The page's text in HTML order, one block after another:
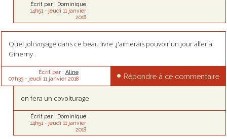
Écrit par : Dominique
14h51 - jeudi 11 janvier
2018
Quel joli voyage dans ce beau livre ,j'aimerais pouvoir un jour aller à
Ginerny .
Écrit par : Aline
07h35- jeudi 11 janvier 2018 Répondre à ce commentaire
on fera un covoiturage
Écrit par : Dominique
14h51 - jeudi 11 janvier
2018